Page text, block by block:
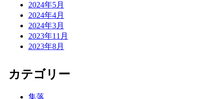
2024年5月
2024年4月
2024年3月
2023年11月
2023年8月
カテゴリー
集落